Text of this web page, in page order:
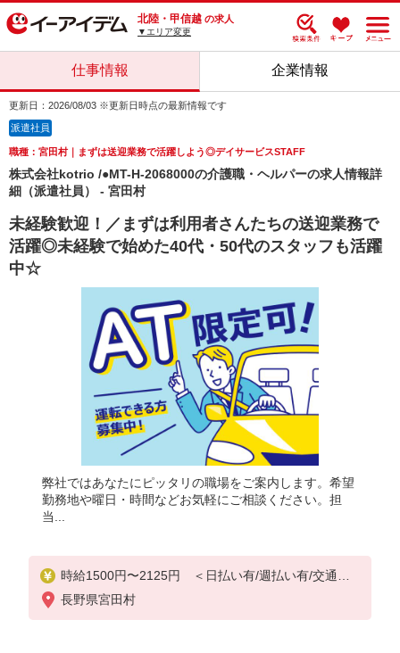
北陸・甲信越 の求人
▼エリア変更
仕事情報 企業情報
更新日：2026/08/03 ※更新日時点の最新情報です
派遣社員
職種：宮田村｜まずは送迎業務で活躍しよう◎デイサービスSTAFF
株式会社kotrio /●MT-H-2068000の介護職・ヘルパーの求人情報詳
細（派遣社員） - 宮田村
未経験歓迎！／まずは利用者さんたちの送迎業務で
活躍◎未経験で始めた40代・50代のスタッフも活躍
中☆
弊社ではあなたにピッタリの職場をご案内します。希望
勤務地や曜日・時間などお気軽にご相談ください。担
当...
時給1500円〜2125円 ＜日払い有/週払い有/交通費
全支給(ガソリン代含む)＞
長野県宮田村